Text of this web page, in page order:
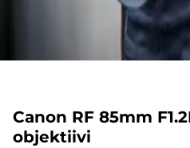
Canon RF 85mm
objektiivi